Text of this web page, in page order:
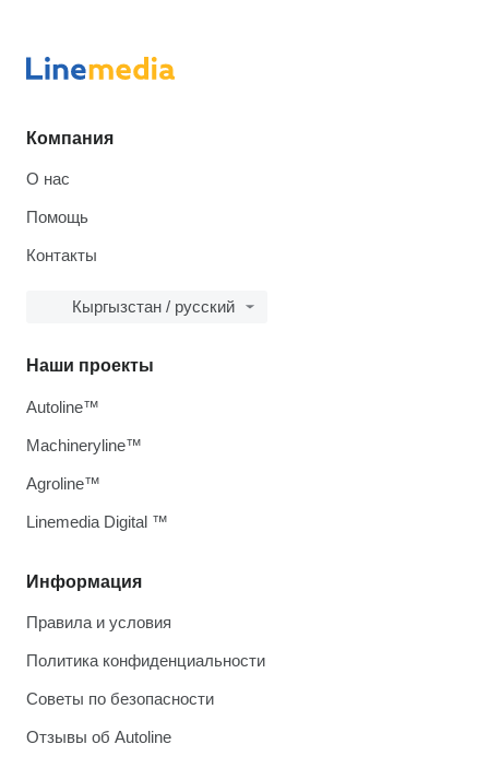
Компания
О нас
Помощь
Контакты
Кыргызстан / русский
Информация
Правила и условия
Политика конфиденциальности
Советы по безопасности
Отзывы об Autoline
Наши проекты
Autoline™
Machineryline™
Agroline™
Linemedia Digital ™